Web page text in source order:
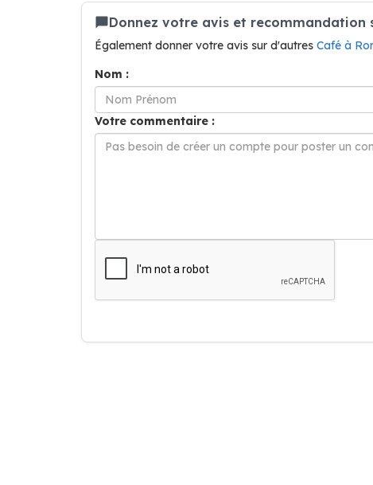
Donnez votre avis et recommandation
Également donner votre avis sur d'autres Café à
Nom :
Votre commentaire :